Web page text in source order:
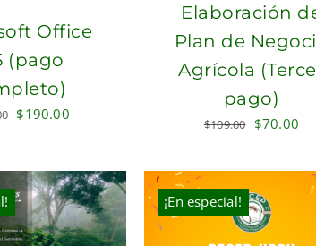
Office
(pago
Original
$230.00.
$190.00Current
$190.00.
Elaboración
Plan de
Agrícola
pago)
$109.00 Original
was:
$109.00.
$70.00
is:
¡En especial!